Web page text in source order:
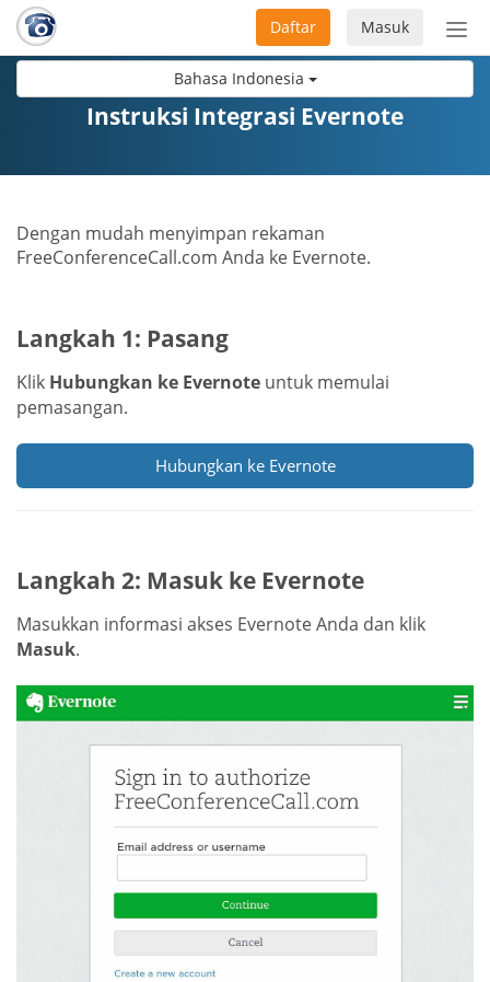
Bahasa Indonesia
Masuk
Daftar
Instruksi Integrasi Evernote
Dengan mudah menyimpan rekaman
FreeConferenceCall.com Anda ke Evernote.
Langkah 1: Pasang
Klik Hubungkan ke Evernote untuk memulai
pemasangan.
Hubungkan ke Evernote
Langkah 2: Masuk ke Evernote
Masukkan informasi akses Evernote Anda dan klik
Masuk.